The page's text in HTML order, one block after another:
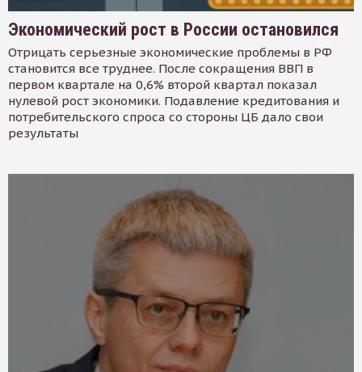
Экономический рост в России остановился
Отрицать серьезные экономические проблемы в РФ
становится все труднее. После сокращения ВВП в
первом квартале на 0,6% второй квартал показал
нулевой рост экономики. Подавление кредитования и
потребительского спроса со стороны ЦБ дало свои
результаты